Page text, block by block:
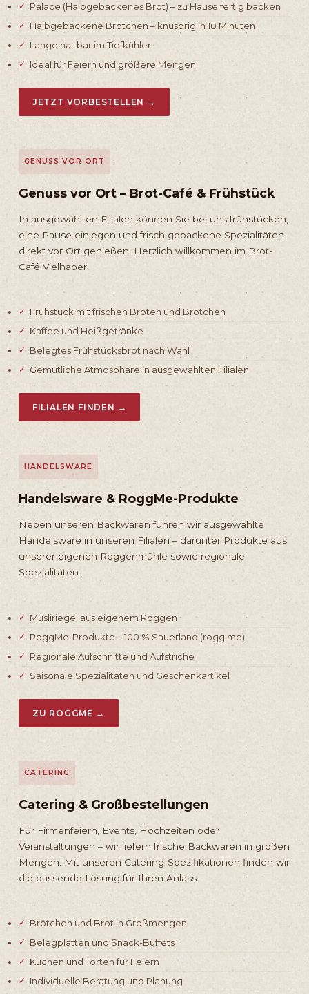
Palace (Halbgebackenes Brot) – zu Hause fertig backen
Halbgebackene Brötchen – knusprig in 10 Minuten
Lange haltbar im Tiefkühler
Ideal für Feiern und größere Mengen
JETZT VORBESTELLEN →
GENUSS VOR ORT
Genuss vor Ort – Brot-Café & Frühstück
In ausgewählten Filialen können Sie bei uns frühstücken,
eine Pause einlegen und frisch gebackene Spezialitäten
direkt vor Ort genießen. Herzlich willkommen im Brot-
Café Vielhaber!
Frühstück mit frischen Broten und Brötchen
Kaffee und Heißgetränke
Belegtes Frühstücksbrot nach Wahl
Gemütliche Atmosphäre in ausgewählten Filialen
FILIALEN FINDEN →
HANDELSWARE
Handelsware & RoggMe-Produkte
Neben unseren Backwaren führen wir ausgewählte
Handelsware in unseren Filialen – darunter Produkte aus
unserer eigenen Roggenmühle sowie regionale
Spezialitäten.
Müsliriegel aus eigenem Roggen
RoggMe-Produkte – 100 % Sauerland (rogg.me)
Regionale Aufschnitte und Aufstriche
Saisonale Spezialitäten und Geschenkartikel
ZU ROGGME →
CATERING
Catering & Großbestellungen
Für Firmenfeiern, Events, Hochzeiten oder
Veranstaltungen – wir liefern frische Backwaren in großen
Mengen. Mit unseren Catering-Spezifikationen finden wir
die passende Lösung für Ihren Anlass.
Brötchen und Brot in Großmengen
Belegplatten und Snack-Buffets
Kuchen und Torten für Feiern
Individuelle Beratung und Planung